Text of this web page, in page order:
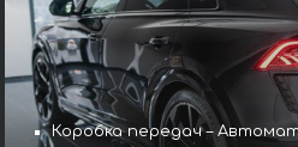
Коробка передач –